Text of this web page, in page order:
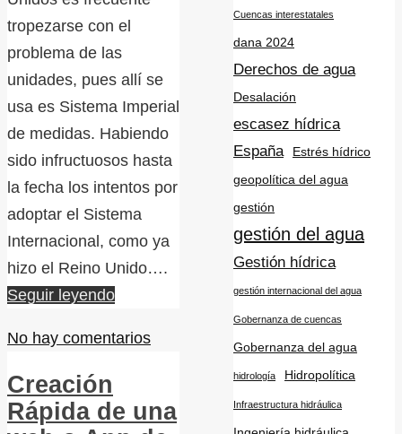
tropezarse con el
problema de las
unidades, pues allí se
usa es Sistema Imperial
de medidas. Habiendo
sido infructuosos hasta
la fecha los intentos por
adoptar el Sistema
Internacional, como ya
hizo el Reino Unido….
Seguir leyendo
No hay comentarios
Creación
Rápida de una
Cuencas interestatales
dana 2024
Derechos de agua
Desalación
escasez hídrica
España
Estrés hídrico
geopolítica del agua
gestión
gestión del agua
Gestión hídrica
gestión internacional del agua
Gobernanza de cuencas
Gobernanza del agua
hidrología Hidropolítica
Infraestructura hidráulica